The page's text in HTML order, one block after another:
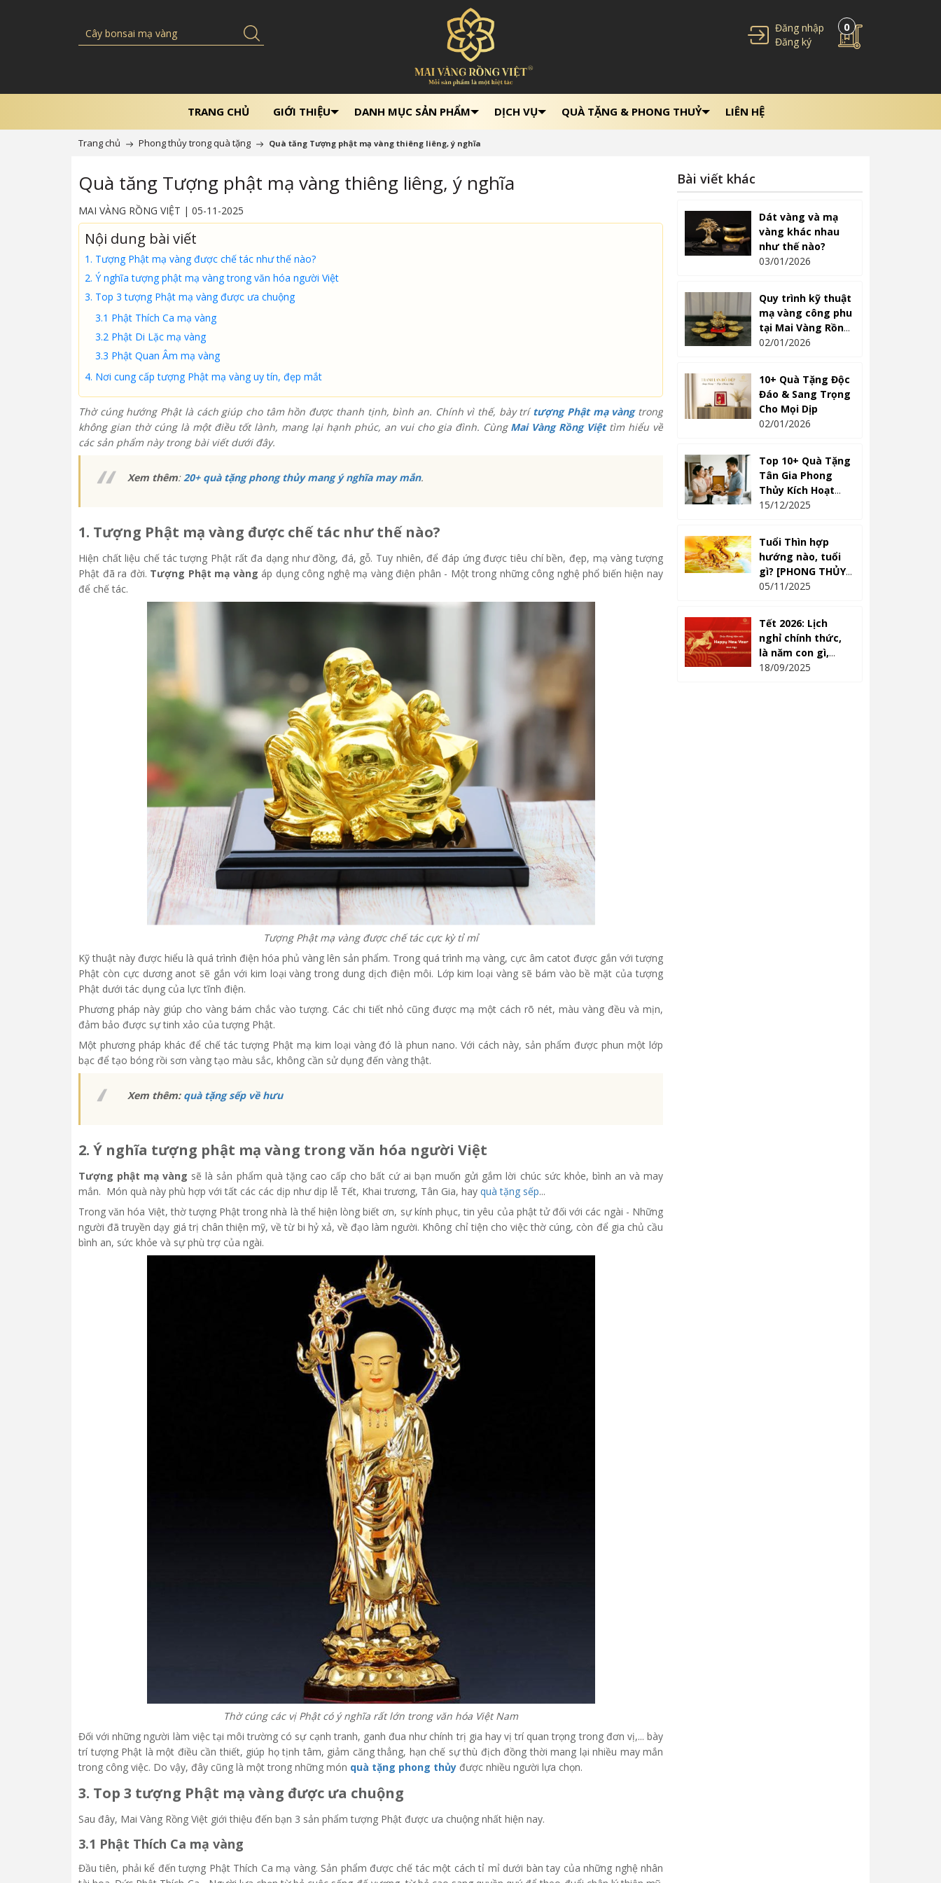
Đăng nhập
Đăng ký
0
TRANG CHỦ GIỚI THIỆU DANH MỤC SẢN PHẨM DỊCH VỤ QUÀ TẶNG & PHONG THUỶ LIÊN HỆ
Trang chủ Phong thủy trong quà tặng Quà tăng Tượng phật mạ vàng thiêng liêng, ý nghĩa
Quà tăng Tượng phật mạ vàng thiêng liêng, ý nghĩa
MAI VÀNG RỒNG VIỆT | 05-11-2025
Nội dung bài viết
1. Tượng Phật mạ vàng được chế tác như thế nào?
2. Ý nghĩa tượng phật mạ vàng trong văn hóa người Việt
3. Top 3 tượng Phật mạ vàng được ưa chuộng
3.1 Phật Thích Ca mạ vàng
3.2 Phật Di Lặc mạ vàng
3.3 Phật Quan Âm mạ vàng
4. Nơi cung cấp tượng Phật mạ vàng uy tín, đẹp mắt
Thờ cúng hướng Phật là cách giúp cho tâm hồn được thanh tịnh, bình an. Chính vì thế, bày trí tượng Phật mạ vàngtrong
không gian thờ cúng là một điều tốt lành, mang lại hạnh phúc, an vui cho gia đình. Cùng Mai Vàng Rồng Việttìm hiểu về
các sản phẩm này trong bài viết dưới đây.
Xem thêm:20+ quà tặng phong thủy mang ý nghĩa may mắn.
1. Tượng Phật mạ vàng được chế tác như thế nào?
Hiện chất liệu chế tác tượng Phật rất đa dạng như đồng, đá, gỗ. Tuy nhiên, để đáp ứng được tiêu chí bền, đẹp, mạ vàng tượng
Phật đã ra đời. Tượng Phật mạ vàng áp dụng công nghệ mạ vàng điện phân - Một trong những công nghệ phổ biến hiện nay
để chế tác.
Tượng Phật mạ vàng được chế tác cực kỳ tỉ mỉ
Kỹ thuật này được hiểu là quá trình điện hóa phủ vàng lên sản phẩm. Trong quá trình mạ vàng, cực âm catot được gắn với tượng
Phật còn cực dương anot sẽ gắn với kim loại vàng trong dung dịch điện môi. Lớp kim loại vàng sẽ bám vào bề mặt của tượng
Phật dưới tác dụng của lực tĩnh điện.
Phương pháp này giúp cho vàng bám chắc vào tượng. Các chi tiết nhỏ cũng được mạ một cách rõ nét, màu vàng đều và mịn,
đảm bảo được sự tinh xảo của tượng Phật.
Một phương pháp khác để chế tác tượng Phật mạ kim loại vàng đó là phun nano. Với cách này, sản phẩm được phun một lớp
bạc để tạo bóng rồi sơn vàng tạo màu sắc, không cần sử dụng đến vàng thật.
Xem thêm: quà tặng sếp về hưu
2. Ý nghĩa tượng phật mạ vàng trong văn hóa người Việt
Tượng phật mạ vàng sẽ là sản phẩm quà tặng cao cấp cho bất cứ ai bạn muốn gửi gắm lời chúc sức khỏe, bình an và may
mắn. Món quà này phù hợp với tất các các dịp như dịp lễ Tết, Khai trương, Tân Gia, hay quà tặng sếp...
Trong văn hóa Việt, thờ tượng Phật trong nhà là thể hiện lòng biết ơn, sự kính phục, tin yêu của phật tử đối với các ngài - Những
người đã truyền dạy giá trị chân thiện mỹ, về từ bi hỷ xả, về đạo làm người. Không chỉ tiện cho việc thờ cúng, còn để gia chủ cầu
bình an, sức khỏe và sự phù trợ của ngài.
Thờ cúng các vị Phật có ý nghĩa rất lớn trong văn hóa Việt Nam
Đối với những người làm việc tại môi trường có sự cạnh tranh, ganh đua như chính trị gia hay vị trí quan trọng trong đơn vị,... bày
trí tượng Phật là một điều cần thiết, giúp họ tịnh tâm, giảm căng thẳng, hạn chế sự thù địch đồng thời mang lại nhiều may mắn
trong công việc. Do vậy, đây cũng là một trong những món quà tặng phong thủy được nhiều người lựa chọn.
3. Top 3 tượng Phật mạ vàng được ưa chuộng
Sau đây, Mai Vàng Rồng Việt giới thiệu đến bạn 3 sản phẩm tượng Phật được ưa chuộng nhất hiện nay.
3.1 Phật Thích Ca mạ vàng
Đầu tiên, phải kể đến tượng Phật Thích Ca mạ vàng. Sản phẩm được chế tác một cách tỉ mỉ dưới bàn tay của những nghệ nhân
Bài viết khác
Dát vàng và mạ
vàng khác nhau
như thế nào?
03/01/2026
Quy trình kỹ thuật
mạ vàng công phu
tại Mai Vàng Rồng
Việt
02/01/2026
10+ Quà Tặng Độc
Đáo & Sang Trọng
Cho Mọi Dịp
02/01/2026
Top 10+ Quà Tặng
Tân Gia Phong
Thủy Kích Hoạt
Tài Lộc 2026
15/12/2025
Tuổi Thìn hợp
hướng nào, tuổi
gì? [PHONG THỦY
CHÍNH XÁC]
05/11/2025
Tết 2026: Lịch
nghỉ chính thức,
là năm con gì,
mệnh gì?
18/09/2025